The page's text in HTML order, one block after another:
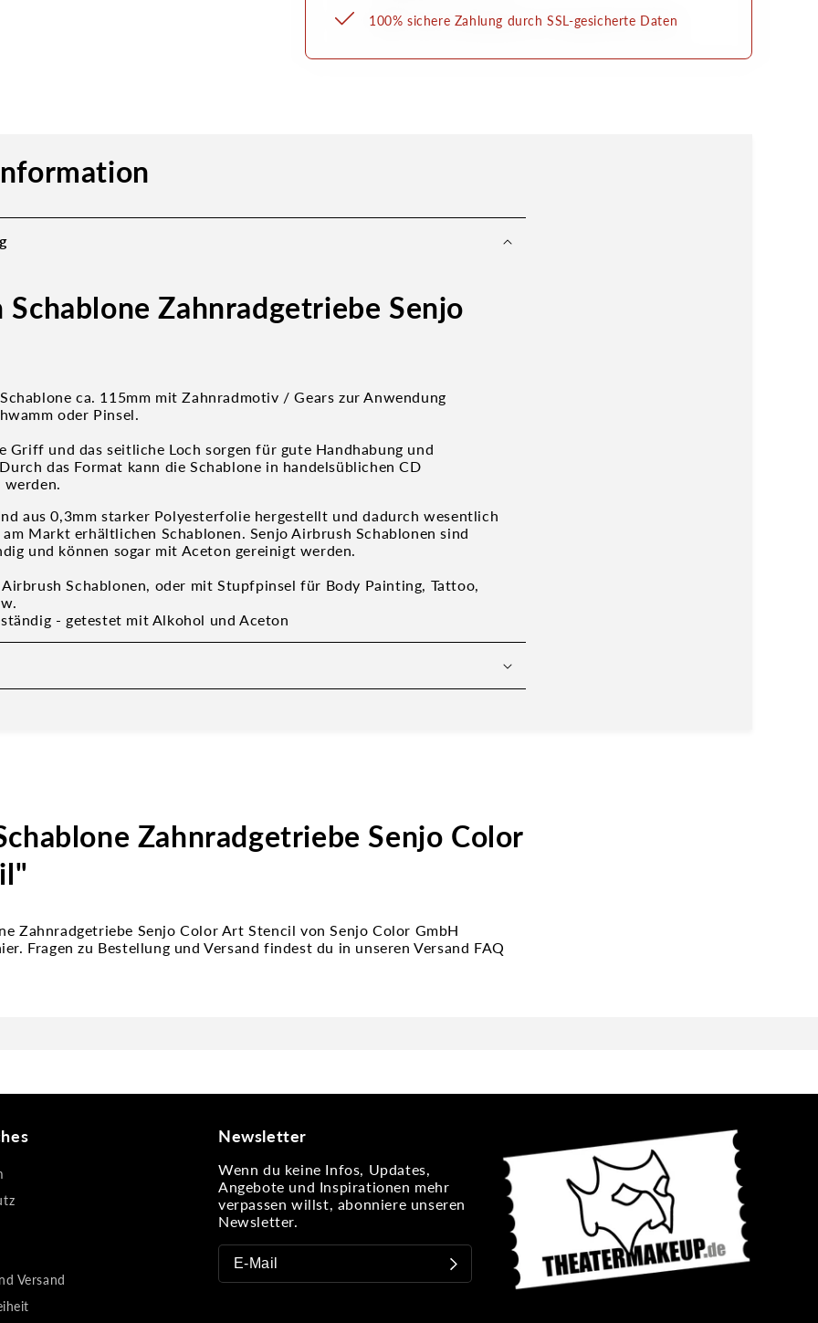
100% sichere Zahlung durch SSL-gesicherte Daten
Zahnradgetriebe Senjo
ca. 115mm mit Zahnradmotiv / Gears zur Anwendung
oder Pinsel.
Griff und das seitliche Loch sorgen für gute Handhabung und
das Format kann die Schablone in handelsüblichen CD
aus 0,3mm starker Polyesterfolie hergestellt und dadurch wesentlich
Markt erhältlichen Schablonen. Senjo Airbrush Schablonen sind
und können sogar mit Aceton gereinigt werden.
Schablonen, oder mit Stupfpinsel für Body Painting, Tattoo,
- getestet mit Alkohol und Aceton
Zahnradgetriebe Senjo Color
Zahnradgetriebe Senjo Color Art Stencil von Senjo Color GmbH
Fragen zu Bestellung und Versand findest du in unseren Versand FAQ
Versand
Newsletter
Wenn du keine Infos, Updates,
Angebote und Inspirationen mehr
verpassen willst, abonniere unseren
Newsletter.